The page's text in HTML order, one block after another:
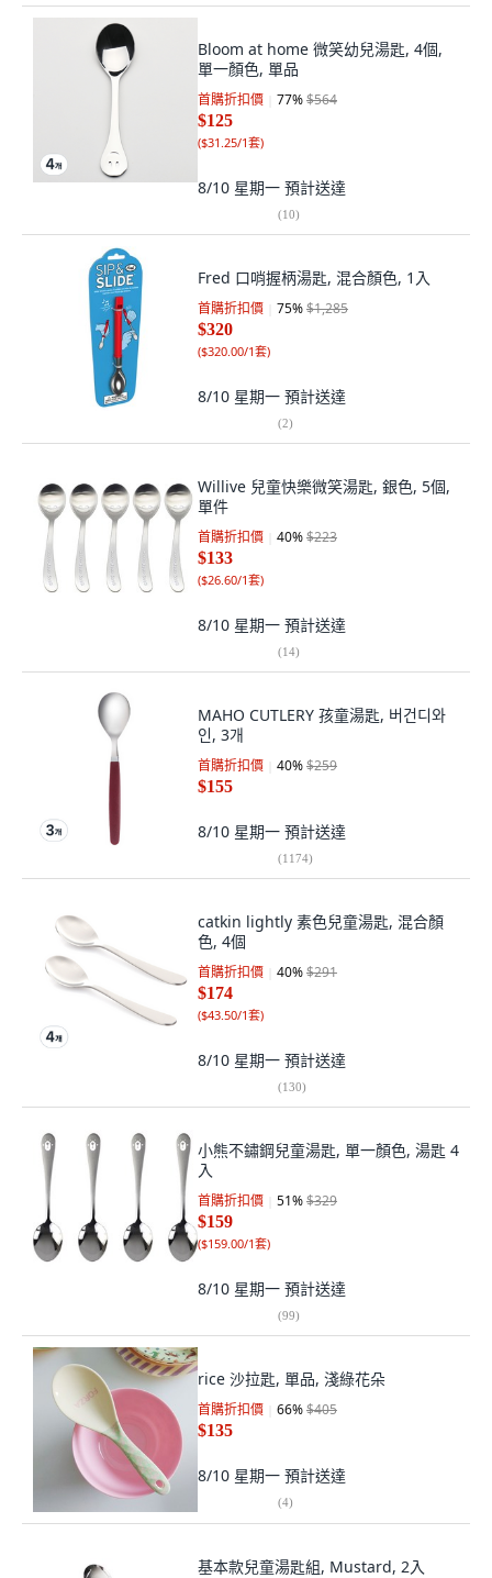
Bloom at home 微笑幼兒湯匙, 4個,
單一顏色, 單品
首購折扣價 77%$564
$125
($31.25/1套)
8/10 星期一 預計送達
(10)
Fred 口哨握柄湯匙, 混合顏色, 1入
首購折扣價 75%$1,285
$320
($320.00/1套)
8/10 星期一 預計送達
(2)
Willive 兒童快樂微笑湯匙, 銀色, 5個,
單件
首購折扣價 40%$223
$133
($26.60/1套)
8/10 星期一 預計送達
(14)
MAHO CUTLERY 孩童湯匙, 버건디와
인, 3개
首購折扣價 40%$259
$155
8/10 星期一 預計送達
(1174)
catkin lightly 素色兒童湯匙, 混合顏
色, 4個
首購折扣價 40%$291
$174
($43.50/1套)
8/10 星期一 預計送達
(130)
小熊不鏽鋼兒童湯匙, 單一顏色, 湯匙 4
入
首購折扣價 51%$329
$159
($159.00/1套)
8/10 星期一 預計送達
(99)
rice 沙拉匙, 單品, 淺綠花朵
首購折扣價 66%$405
$135
8/10 星期一 預計送達
(4)
基本款兒童湯匙組, Mustard, 2入